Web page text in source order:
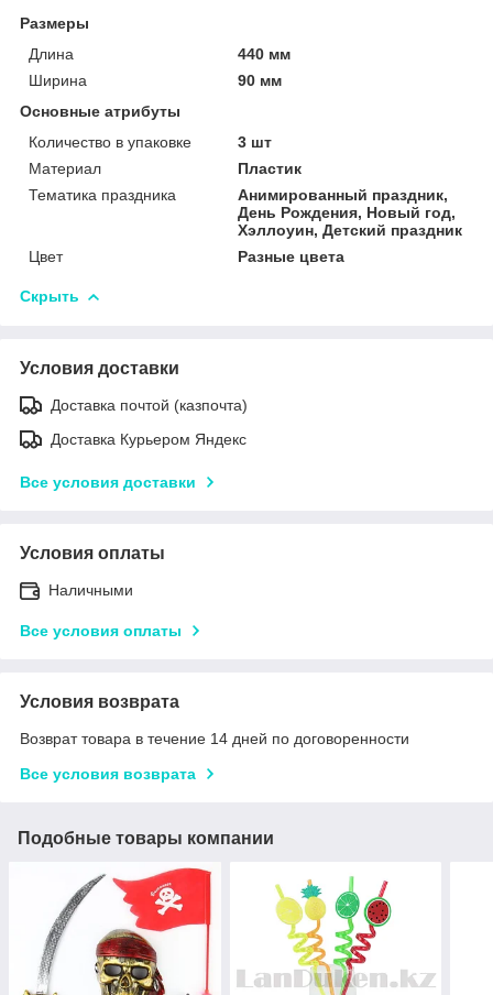
Размеры
Длина
440 мм
Ширина
90 мм
Основные атрибуты
Количество в упаковке
3 шт
Материал
Пластик
Тематика праздника
Анимированный праздник,
День Рождения, Новый год,
Хэллоуин, Детский праздник
Цвет
Разные цвета
Скрыть
Условия доставки
Доставка почтой (казпочта)
Доставка Курьером Яндекс
Все условия доставки
Условия оплаты
Наличными
Все условия оплаты
Условия возврата
Возврат товара в течение 14 дней по договоренности
Все условия возврата
Подобные товары компании